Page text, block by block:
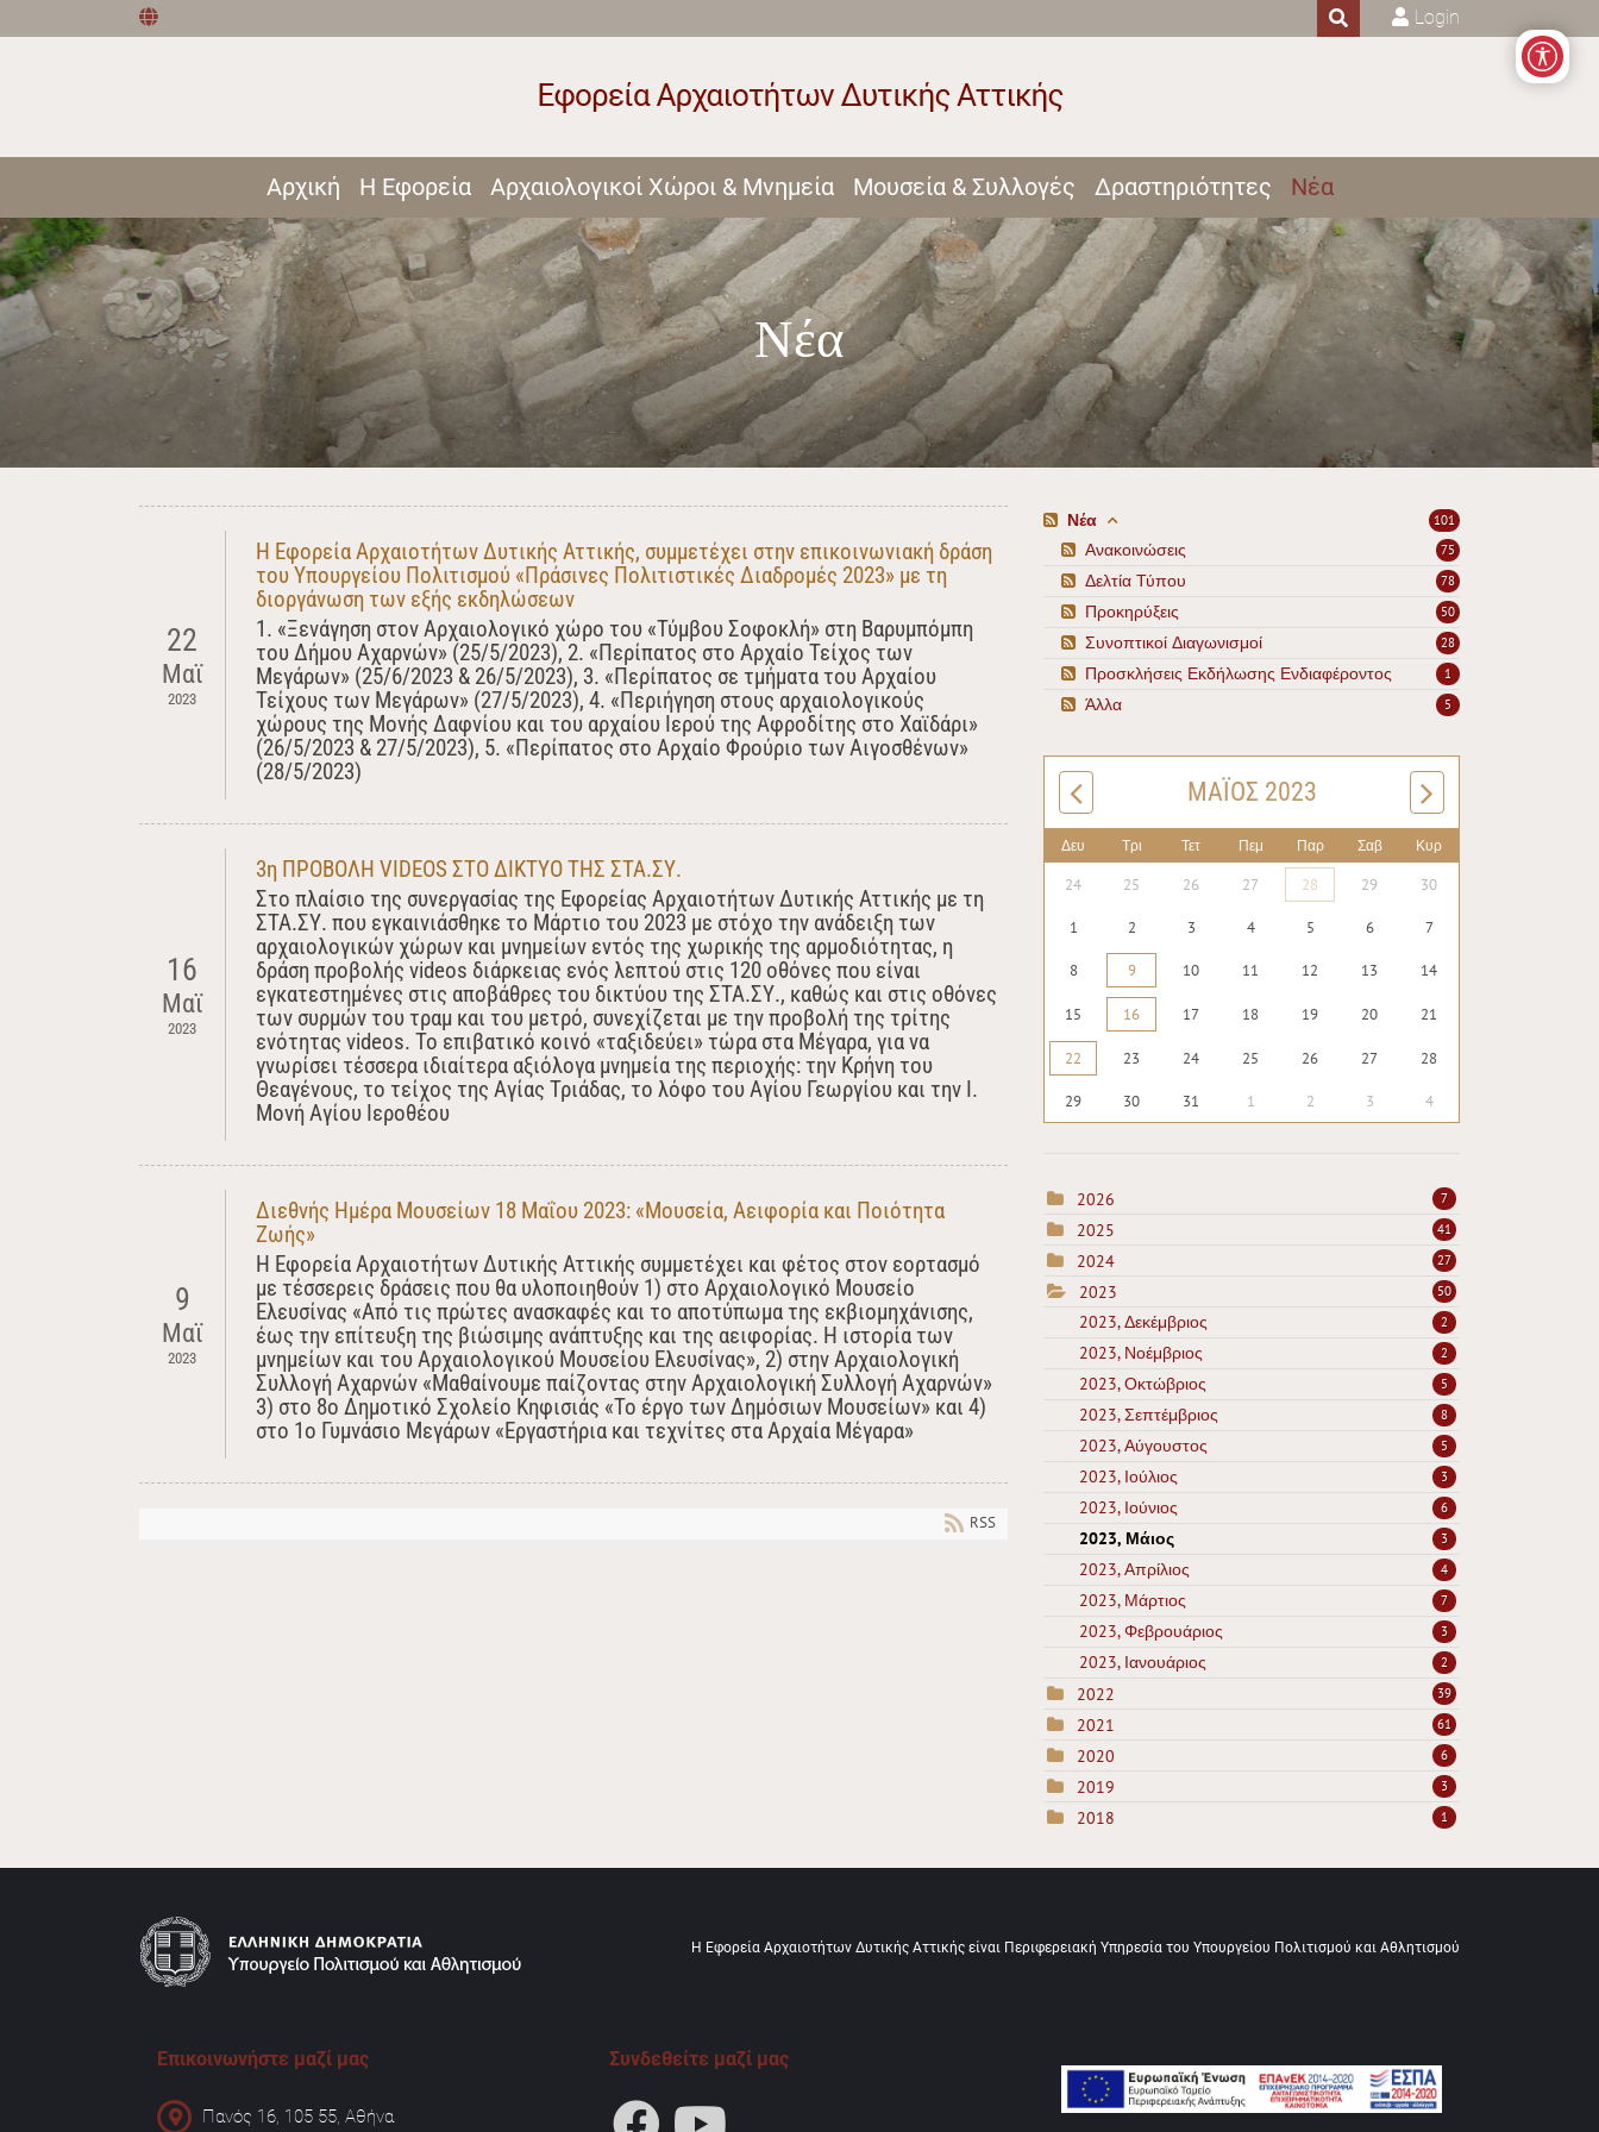
Login
Αρχική Η Εφορεία Αρχαιολογικοί Χώροι & Μνημεία Μουσεία & Συλλογές Δραστηριότητες Νέα
Νέα
22
Μαϊ
2023
Η Εφορεία Αρχαιοτήτων Δυτικής Αττικής, συμμετέχει στην επικοινωνιακή δράση
του Υπουργείου Πολιτισμού «Πράσινες Πολιτιστικές Διαδρομές 2023» με τη
διοργάνωση των εξής εκδηλώσεων
1. «Ξενάγηση στον Αρχαιολογικό χώρο του «Τύμβου Σοφοκλή» στη Βαρυμπόμπη
του Δήμου Αχαρνών» (25/5/2023), 2. «Περίπατος στο Αρχαίο Τείχος των
Μεγάρων» (25/6/2023 & 26/5/2023), 3. «Περίπατος σε τμήματα του Αρχαίου
Τείχους των Μεγάρων» (27/5/2023), 4. «Περιήγηση στους αρχαιολογικούς
χώρους της Μονής Δαφνίου και του αρχαίου Ιερού της Αφροδίτης στο Χαϊδάρι»
(26/5/2023 & 27/5/2023), 5. «Περίπατος στο Αρχαίο Φρούριο των Αιγοσθένων»
(28/5/2023)
16
Μαϊ
2023
3η ΠΡΟΒΟΛΗ VIDEOS ΣΤΟ ΔΙΚΤΥΟ ΤΗΣ ΣΤΑ.ΣΥ.
Στο πλαίσιο της συνεργασίας της Εφορείας Αρχαιοτήτων Δυτικής Αττικής με τη
ΣΤΑ.ΣΥ. που εγκαινιάσθηκε το Μάρτιο του 2023 με στόχο την ανάδειξη των
αρχαιολογικών χώρων και μνημείων εντός της χωρικής της αρμοδιότητας, η
δράση προβολής videos διάρκειας ενός λεπτού στις 120 οθόνες που είναι
εγκατεστημένες στις αποβάθρες του δικτύου της ΣΤΑ.ΣΥ., καθώς και στις οθόνες
των συρμών του τραμ και του μετρό, συνεχίζεται με την προβολή της τρίτης
ενότητας videos. Το επιβατικό κοινό «ταξιδεύει» τώρα στα Μέγαρα, για να
γνωρίσει τέσσερα ιδιαίτερα αξιόλογα μνημεία της περιοχής: την Κρήνη του
Θεαγένους, το τείχος της Αγίας Τριάδας, το λόφο του Αγίου Γεωργίου και την Ι.
Μονή Αγίου Ιεροθέου
9
Μαϊ
2023
Διεθνής Ημέρα Μουσείων 18 Μαΐου 2023: «Μουσεία, Αειφορία και Ποιότητα
Ζωής»
Η Εφορεία Αρχαιοτήτων Δυτικής Αττικής συμμετέχει και φέτος στον εορτασμό
με τέσσερεις δράσεις που θα υλοποιηθούν 1) στο Αρχαιολογικό Μουσείο
Ελευσίνας «Από τις πρώτες ανασκαφές και το αποτύπωμα της εκβιομηχάνισης,
έως την επίτευξη της βιώσιμης ανάπτυξης και της αειφορίας. Η ιστορία των
μνημείων και του Αρχαιολογικού Μουσείου Ελευσίνας», 2) στην Αρχαιολογική
Συλλογή Αχαρνών «Μαθαίνουμε παίζοντας στην Αρχαιολογική Συλλογή Αχαρνών»
3) στο 8ο Δημοτικό Σχολείο Κηφισιάς «Το έργο των Δημόσιων Μουσείων» και 4)
στο 1ο Γυμνάσιο Μεγάρων «Εργαστήρια και τεχνίτες στα Αρχαία Μέγαρα»
RSS
101
Νέα
75
Ανακοινώσεις
78
Δελτία Τύπου
50
Προκηρύξεις
28
Συνοπτικοί Διαγωνισμοί
1
Προσκλήσεις Εκδήλωσης Ενδιαφέροντος
5
Άλλα
ΜΆΙΟΣ 2023
Δευ Τρι Τετ Πεμ Παρ Σαβ Κυρ
24 25 26 27 28 29 30
1 2 3 4 5 6 7
8 9 10 11 12 13 14
15 16 17 18 19 20 21
22 23 24 25 26 27 28
29 30 31 1 2 3 4
2026 7
2025 41
2024 27
2023 50
2023, Δεκέμβριος 2
2023, Νοέμβριος 2
2023, Οκτώβριος 5
2023, Σεπτέμβριος 8
2023, Αύγουστος 5
2023, Ιούλιος 3
2023, Ιούνιος 6
2023, Μάιος 3
2023, Απρίλιος 4
2023, Μάρτιος 7
2023, Φεβρουάριος 3
2023, Ιανουάριος 2
2022 39
2021 61
2020 6
2019 3
2018 1
Η Εφορεία Αρχαιοτήτων Δυτικής Αττικής είναι Περιφερειακή Υπηρεσία του Υπουργείου Πολιτισμού και Αθλητισμού
Επικοινωνήστε μαζί μας
Πανός 16, 105 55, Αθήνα
Συνδεθείτε μαζί μας